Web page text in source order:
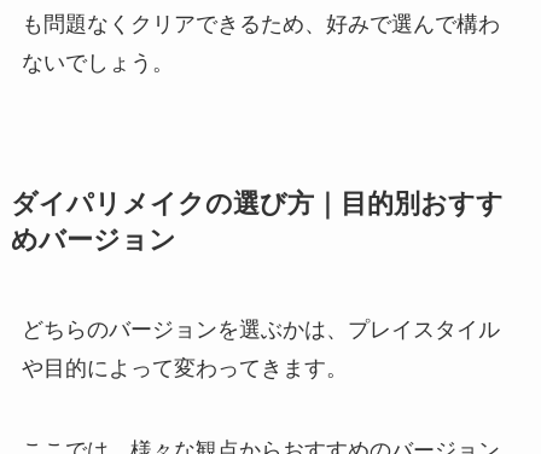
も問題なくクリアできるため、好みで選んで構わ
ないでしょう。
ダイパリメイクの選び方｜目的別おすす
めバージョン
どちらのバージョンを選ぶかは、プレイスタイル
や目的によって変わってきます。